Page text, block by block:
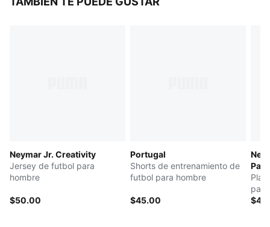
Neymar Jr. Creativity
Jersey de futbol para
hombre
$50.00
Portugal
Shorts de entrenamiento de
futbol para hombre
$45.00